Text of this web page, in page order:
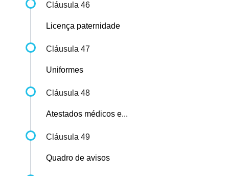
Cláusula 46
Licença paternidade
Cláusula 47
Uniformes
Cláusula 48
Atestados médicos e...
Cláusula 49
Quadro de avisos